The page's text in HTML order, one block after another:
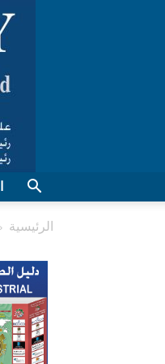
الرئيسية